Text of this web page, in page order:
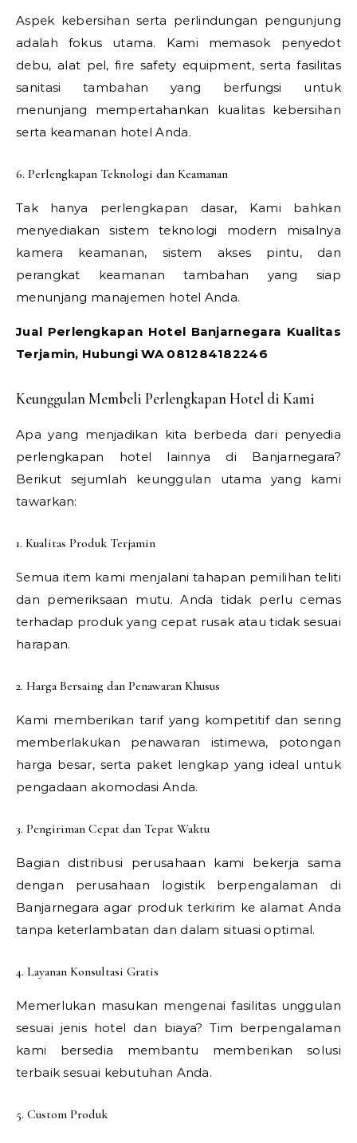
Aspek kebersihan serta perlindungan pengunjung
adalah fokus utama. Kami memasok penyedot
debu, alat pel, fire safety equipment, serta fasilitas
sanitasi tambahan yang berfungsi untuk
menunjang mempertahankan kualitas kebersihan
serta keamanan hotel Anda.
6. Perlengkapan Teknologi dan Keamanan
Tak hanya perlengkapan dasar, Kami bahkan
menyediakan sistem teknologi modern misalnya
kamera keamanan, sistem akses pintu, dan
perangkat keamanan tambahan yang siap
menunjang manajemen hotel Anda.
Jual Perlengkapan Hotel Banjarnegara Kualitas
Terjamin, Hubungi WA 081284182246
Keunggulan Membeli Perlengkapan Hotel di Kami
Apa yang menjadikan kita berbeda dari penyedia
perlengkapan hotel lainnya di Banjarnegara?
Berikut sejumlah keunggulan utama yang kami
tawarkan:
1. Kualitas Produk Terjamin
Semua item kami menjalani tahapan pemilihan teliti
dan pemeriksaan mutu. Anda tidak perlu cemas
terhadap produk yang cepat rusak atau tidak sesuai
harapan.
2. Harga Bersaing dan Penawaran Khusus
Kami memberikan tarif yang kompetitif dan sering
memberlakukan penawaran istimewa, potongan
harga besar, serta paket lengkap yang ideal untuk
pengadaan akomodasi Anda.
3. Pengiriman Cepat dan Tepat Waktu
Bagian distribusi perusahaan kami bekerja sama
dengan perusahaan logistik berpengalaman di
Banjarnegara agar produk terkirim ke alamat Anda
tanpa keterlambatan dan dalam situasi optimal.
4. Layanan Konsultasi Gratis
Memerlukan masukan mengenai fasilitas unggulan
sesuai jenis hotel dan biaya? Tim berpengalaman
kami bersedia membantu memberikan solusi
terbaik sesuai kebutuhan Anda.
5. Custom Produk